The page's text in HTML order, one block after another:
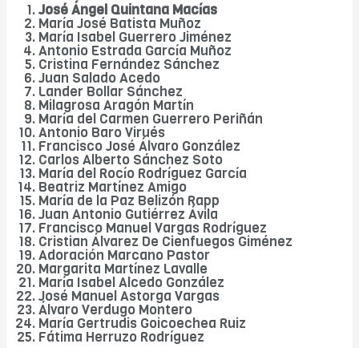
José Ángel Quintana Macías
María José Batista Muñoz
María Isabel Guerrero Jiménez
Antonio Estrada García Muñoz
Cristina Fernández Sánchez
Juan Salado Acedo
Lander Bollar Sánchez
Milagrosa Aragón Martín
María del Carmen Guerrero Periñán
Antonio Baro Virués
Francisco José Álvaro González
Carlos Alberto Sánchez Soto
María del Rocío Rodríguez García
Beatriz Martínez Amigo
María de la Paz Belizón Rapp
Juan Antonio Gutiérrez Ávila
Francisco Manuel Vargas Rodríguez
Cristian Álvarez De Cienfuegos Giménez
Adoración Marcano Pastor
Margarita Martínez Lavalle
María Isabel Alcedo González
José Manuel Astorga Vargas
Álvaro Verdugo Montero
María Gertrudis Goicoechea Ruiz
Fátima Herruzo Rodríguez